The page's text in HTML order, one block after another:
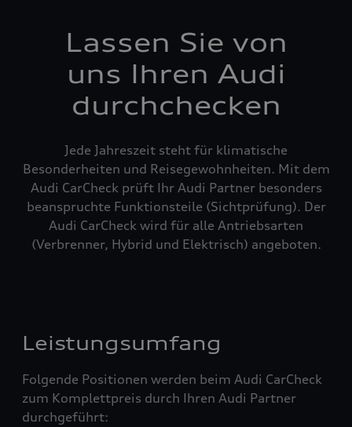
Lassen Sie von
uns Ihren Audi
durchchecken
Jede Jahreszeit steht für klimatische
Besonderheiten und Reisegewohnheiten. Mit dem
Audi CarCheck prüft Ihr Audi Partner besonders
beanspruchte Funktionsteile (Sichtprüfung). Der
Audi CarCheck wird für alle Antriebsarten
(Verbrenner, Hybrid und Elektrisch) angeboten.
Leistungsumfang
Folgende Positionen werden beim Audi CarCheck
zum Komplettpreis durch Ihren Audi Partner
durchgeführt: